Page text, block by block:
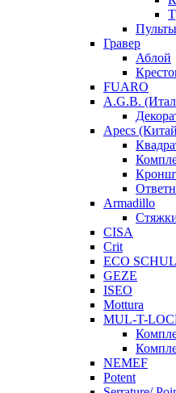
Гравер
Аблой
FUARO
A.G.B.
Apecs
Armadillo
CISA
Crit
ECO
GEZE
ISEO
Mottura
MUL-T-
NEMEF
Potent